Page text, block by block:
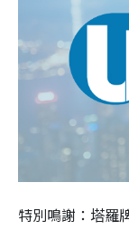
特別鳴謝：塔羅